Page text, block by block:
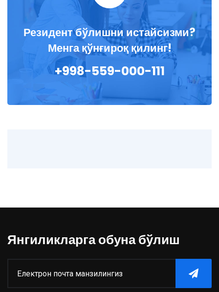
Резидент бўлишни истайсизми?
Менга қўнғироқ қилинг!
+998-559-000-111
Янгиликларга обуна бўлиш